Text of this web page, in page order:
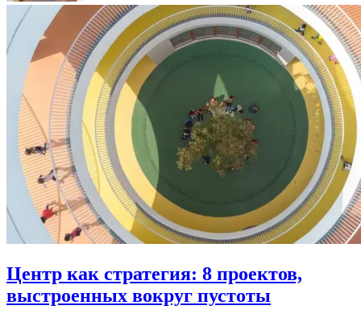
Центр как стратегия: 8 проектов,
выстроенных вокруг пустоты